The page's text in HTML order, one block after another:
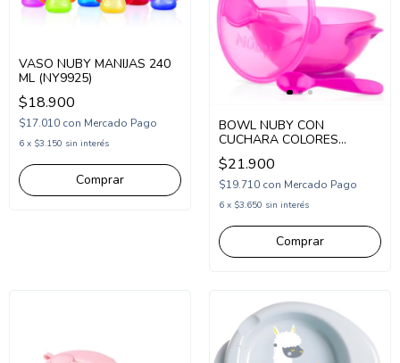
VASO NUBY MANIJAS 240
ML (NY9925)
$18.900
$17.010 con Mercado Pago
6 x $3.150 sin interés
BOWL NUBY CON
CUCHARA COLORES
(NY5419)
$21.900
$19.710 con Mercado Pago
6 x $3.650 sin interés